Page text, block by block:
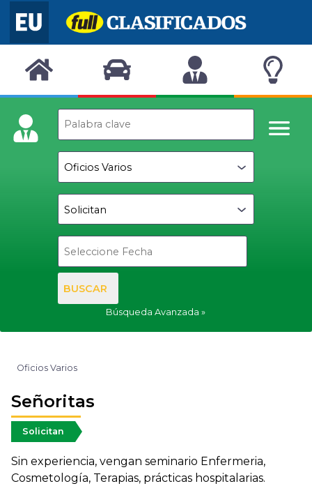
BUSCAR
Búsqueda Avanzada
Oficios Varios
Señoritas
Solicitan
Sin experiencia, vengan seminario Enfermeria,
Cosmetología, Terapias, prácticas hospitalarias.